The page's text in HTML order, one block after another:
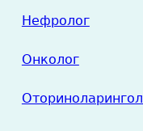
Нефролог
Онколог